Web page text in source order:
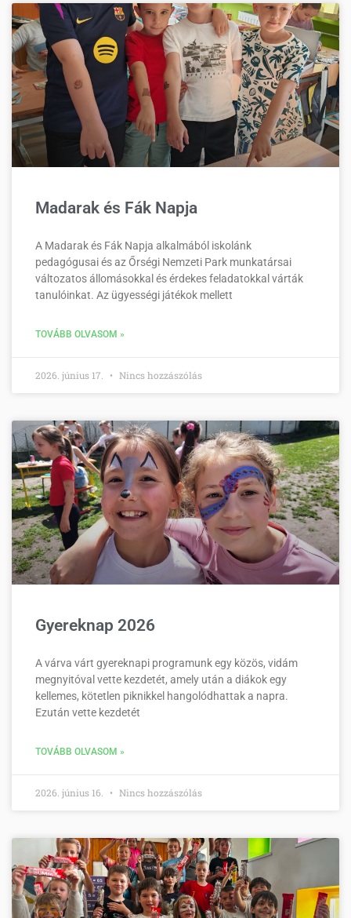
Madarak és Fák Napja
A Madarak és Fák Napja alkalmából iskolánk
pedagógusai és az Őrségi Nemzeti Park munkatársai
változatos állomásokkal és érdekes feladatokkal várták
tanulóinkat. Az ügyességi játékok mellett
TOVÁBB OLVASOM »
2026. június 17. Nincs hozzászólás
Gyereknap 2026
A várva várt gyereknapi programunk egy közös, vidám
megnyitóval vette kezdetét, amely után a diákok egy
kellemes, kötetlen piknikkel hangolódhattak a napra.
Ezután vette kezdetét
TOVÁBB OLVASOM »
2026. június 16. Nincs hozzászólás